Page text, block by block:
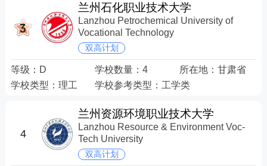
兰州石化职业技术大学
Lanzhou Petrochemical University of
Vocational Technology
双高计划
等级： D 学校数量：4 所在地： 甘肃省
学校类型： 理工 学校参考类型：工学类
4
兰州资源环境职业技术大学
Lanzhou Resource & Environment Voc-
Tech University
双高计划